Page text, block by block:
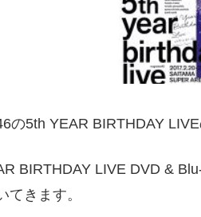
の5th YEAR BIRTHDAY
BIRTHDAY LIVE DVD &
てきます。